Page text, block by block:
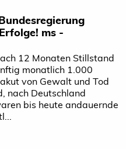
ms -
12 Monaten Stillstand
monatlich 1.000
von Gewalt und Tod
nach Deutschland
bis heute andauernde